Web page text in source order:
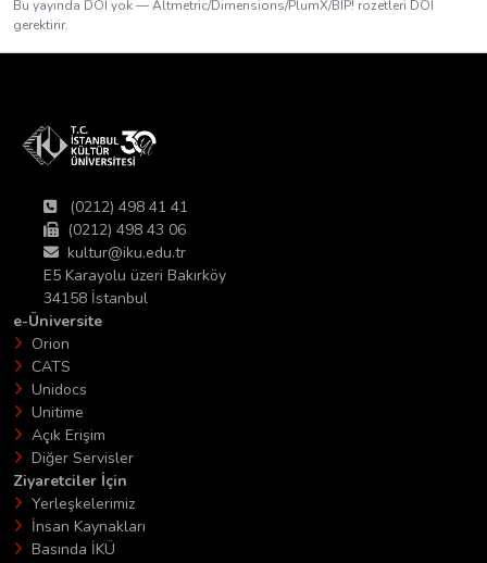
Bu yayında DOI yok — Altmetric/Dimensions/PlumX/BIP! rozetleri DOI
gerektirir.
(0212) 498 41 41
(0212) 498 43 06
kultur@iku.edu.tr
E5 Karayolu üzeri Bakırköy
34158 İstanbul
e-Üniversite
Orion
CATS
Unidocs
Unitime
Açık Erişim
Diğer Servisler
Ziyaretciler İçin
Yerleşkelerimiz
İnsan Kaynakları
Basında İKÜ